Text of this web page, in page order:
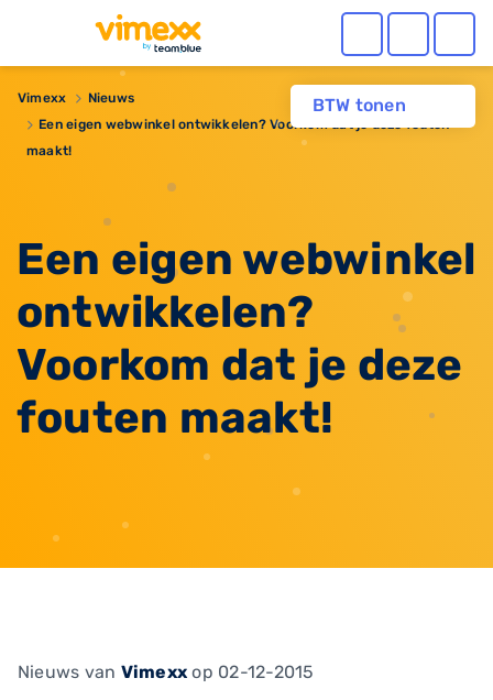
BTW tonen
Vimexx
Nieuws
​Een eigen webwinkel ontwikkelen? Voorkom dat je deze fouten
maakt!
​Een eigen webwinkel
ontwikkelen?
Voorkom dat je deze
fouten maakt!
Nieuws van Vimexx op 02-12-2015